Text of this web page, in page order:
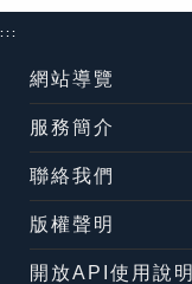
:::
網站導覽
服務簡介
聯絡我們
版權聲明
開放API使用說明